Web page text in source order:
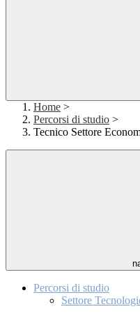
Home >
Percorsi di studio >
Tecnico Settore
Percorsi di studio
Settore